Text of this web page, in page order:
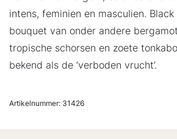
intens, feminien en masculien.
bouquet van onder andere
tropische schorsen en zoete
bekend als de ‘verboden vrucht’.
Artikelnummer: 31426